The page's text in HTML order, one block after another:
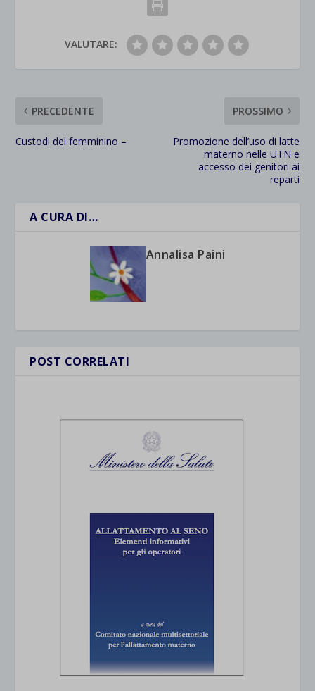
VALUTARE:
PRECEDENTE
Custodi del femminino –
PROSSIMO
Promozione dell’uso di latte
materno nelle UTN e
accesso dei genitori ai
reparti
A CURA DI…
Annalisa Paini
POST CORRELATI